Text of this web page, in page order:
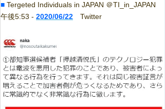
■ Tergeted Individuals in JAPAN ＠TI_in_JAPAN
午後5:53 - 2020/06/22 Twitter